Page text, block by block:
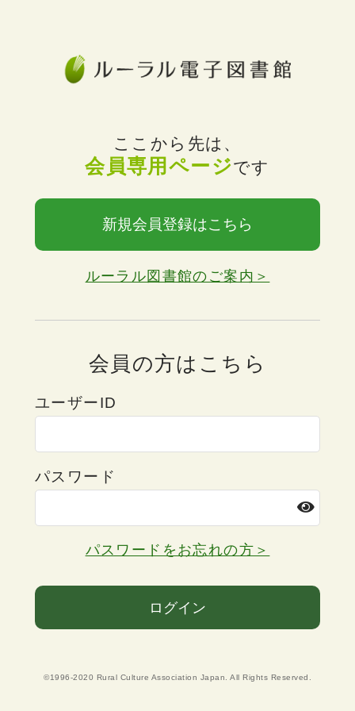
ここから先は、
会員専用ページです
新規会員登録はこちら
ルーラル図書館のご案内＞
会員の方はこちら
ユーザーID
パスワード
パスワードをお忘れの方＞
ログイン
©1996-2020 Rural Culture Association Japan. All Rights Reserved.